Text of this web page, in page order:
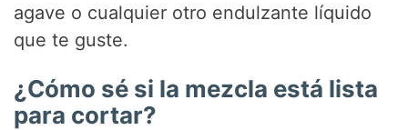
agave o cualquier otro endulzante líquido
que te guste.
¿Cómo sé si la mezcla está lista
para cortar?